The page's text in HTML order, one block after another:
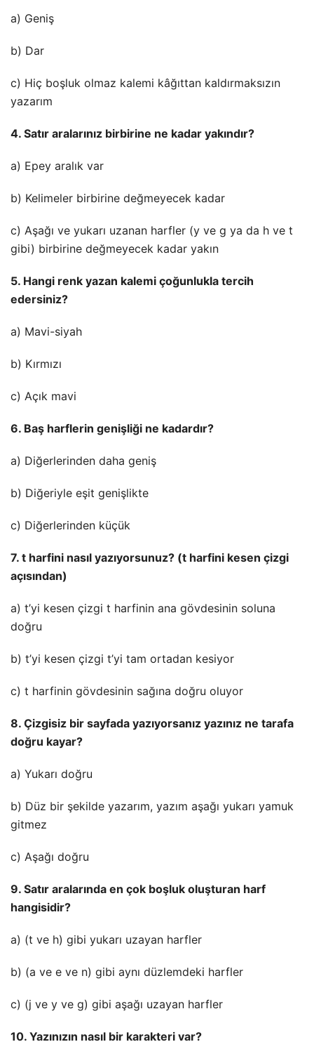
a) Geniş
b) Dar
c) Hiç boşluk olmaz kalemi kâğıttan kaldırmaksızın
yazarım
4. Satır aralarınız birbirine ne kadar yakındır?
a) Epey aralık var
b) Kelimeler birbirine değmeyecek kadar
c) Aşağı ve yukarı uzanan harfler (y ve g ya da h ve t
gibi) birbirine değmeyecek kadar yakın
5. Hangi renk yazan kalemi çoğunlukla tercih
edersiniz?
a) Mavi-siyah
b) Kırmızı
c) Açık mavi
6. Baş harflerin genişliği ne kadardır?
a) Diğerlerinden daha geniş
b) Diğeriyle eşit genişlikte
c) Diğerlerinden küçük
7. t harfini nasıl yazıyorsunuz? (t harfini kesen çizgi
açısından)
a) t’yi kesen çizgi t harfinin ana gövdesinin soluna
doğru
b) t’yi kesen çizgi t’yi tam ortadan kesiyor
c) t harfinin gövdesinin sağına doğru oluyor
8. Çizgisiz bir sayfada yazıyorsanız yazınız ne tarafa
doğru kayar?
a) Yukarı doğru
b) Düz bir şekilde yazarım, yazım aşağı yukarı yamuk
gitmez
c) Aşağı doğru
9. Satır aralarında en çok boşluk oluşturan harf
hangisidir?
a) (t ve h) gibi yukarı uzayan harfler
b) (a ve e ve n) gibi aynı düzlemdeki harfler
c) (j ve y ve g) gibi aşağı uzayan harfler
10. Yazınızın nasıl bir karakteri var?